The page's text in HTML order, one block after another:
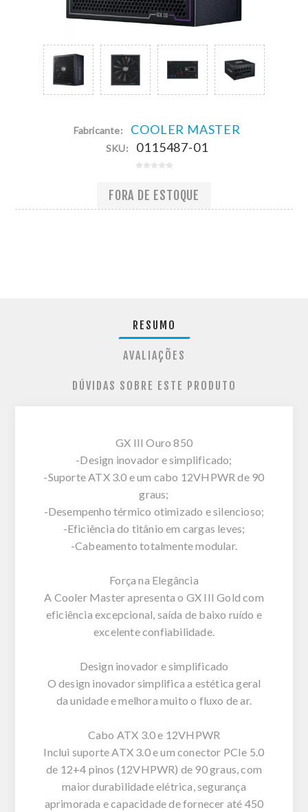
Fabricante: COOLER MASTER
SKU: 0115487-01
FORA DE ESTOQUE
RESUMO
AVALIAÇÕES
DÚVIDAS SOBRE ESTE PRODUTO
GX III Ouro 850
-Design inovador e simplificado;
-Suporte ATX 3.0 e um cabo 12VHPWR de 90
graus;
-Desempenho térmico otimizado e silencioso;
-Eficiência do titânio em cargas leves;
-Cabeamento totalmente modular.
Força na Elegância
A Cooler Master apresenta o GX III Gold com
eficiência excepcional, saída de baixo ruído e
excelente confiabilidade.
Design inovador e simplificado
O design inovador simplifica a estética geral
da unidade e melhora muito o fluxo de ar.
Cabo ATX 3.0 e 12VHPWR
Inclui suporte ATX 3.0 e um conector PCIe 5.0
de 12+4 pinos (12VHPWR) de 90 graus, com
maior durabilidade elétrica, segurança
aprimorada e capacidade de fornecer até 450